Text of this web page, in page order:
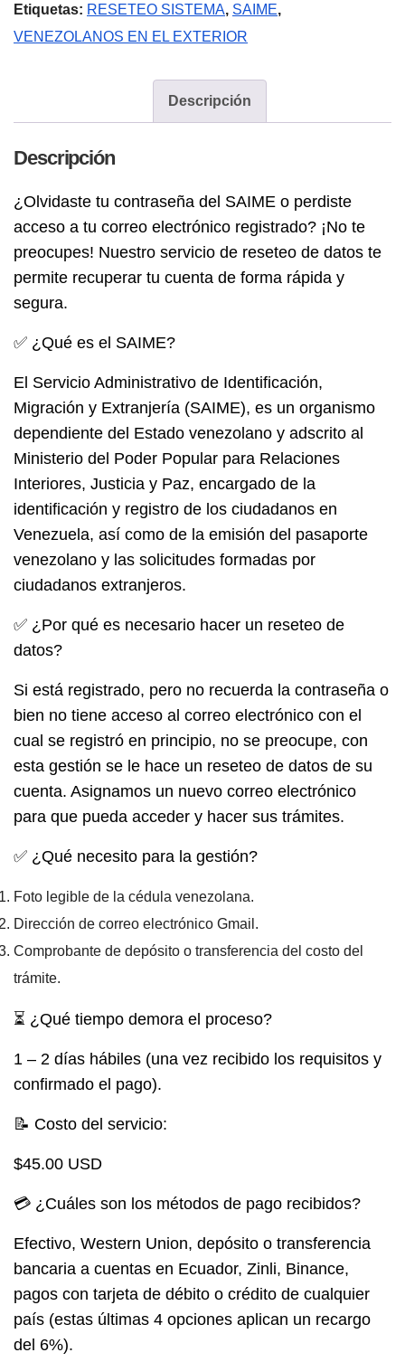
SAIME
cantidad
Etiquetas: RESETEO SISTEMA, SAIME,
VENEZOLANOS EN EL EXTERIOR
Descripción
Descripción
¿Olvidaste tu contraseña del SAIME o perdiste
acceso a tu correo electrónico registrado? ¡No te
preocupes! Nuestro servicio de reseteo de datos te
permite recuperar tu cuenta de forma rápida y
segura.
✅ ¿Qué es el SAIME?
El Servicio Administrativo de Identificación,
Migración y Extranjería (SAIME), es un organismo
dependiente del Estado venezolano y adscrito al
Ministerio del Poder Popular para Relaciones
Interiores, Justicia y Paz, encargado de la
identificación y registro de los ciudadanos en
Venezuela, así como de la emisión del pasaporte
venezolano y las solicitudes formadas por
ciudadanos extranjeros.
✅ ¿Por qué es necesario hacer un reseteo de
datos?
Si está registrado, pero no recuerda la contraseña o
bien no tiene acceso al correo electrónico con el
cual se registró en principio, no se preocupe, con
esta gestión se le hace un reseteo de datos de su
cuenta. Asignamos un nuevo correo electrónico
para que pueda acceder y hacer sus trámites.
✅ ¿Qué necesito para la gestión?
Foto legible de la cédula venezolana.
Dirección de correo electrónico Gmail.
Comprobante de depósito o transferencia del costo del
trámite.
⏳ ¿Qué tiempo demora el proceso?
1 – 2 días hábiles (una vez recibido los requisitos y
confirmado el pago).
📝 Costo del servicio:
$45.00 USD
💳 ¿Cuáles son los métodos de pago recibidos?
Efectivo, Western Union, depósito o transferencia
bancaria a cuentas en Ecuador, Zinli, Binance,
pagos con tarjeta de débito o crédito de cualquier
país (estas últimas 4 opciones aplican un recargo
del 6%).